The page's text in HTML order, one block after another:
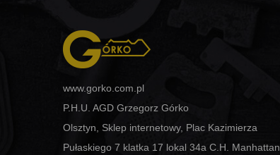
www.gorko.com.pl
P.H.U. AGD Grzegorz Górko
Olsztyn, Sklep internetowy, Plac Kazimierza
Pułaskiego 7 klatka 17 lokal 34a C.H. Manhattan